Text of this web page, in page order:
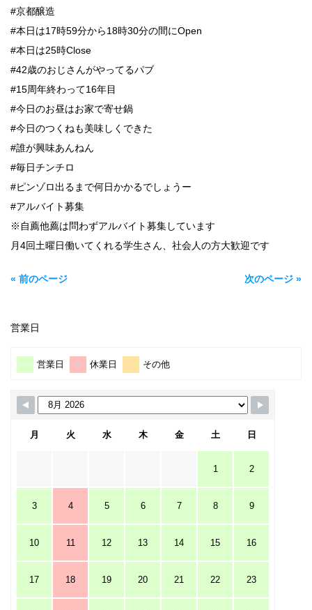
#京都醸造
#本日は17時59分から18時30分の間にOpen
#本日は25時Close
#42歳のおじさんがやってるパブ
#15周年終わって16年目
#今日のお昼はお家で寄せ鍋
#今日のつくねも美味しくできた
#誰が興味あんねん
#毎日チンチロ
#ピンゾロ出るまで何日かかるでしょうー
#アルバイト募集
※自薦他薦は問わずアルバイト募集しています
月4回土曜日働いてくれる学生さん、社会人の方大歓迎です
« 前のページ 次のページ »
営業日
営業日 休業日 その他
月 火 水 木 金 土 日
1 2
3 4 5 6 7 8 9
10 11 12 13 14 15 16
17 18 19 20 21 22 23